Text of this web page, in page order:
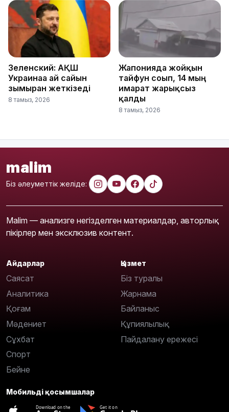
Зеленский: АҚШ
Украинаға ай сайын
зымыран жеткізеді
8 тамыз, 2026
Жапонияда жойқын
тайфун соғып, 14 мың
ғимарат жарықсыз
қалды
8 тамыз, 2026
malim
Біз әлеуметтік желіде:
Malim — анализге негізделген материалдар, авторлық
пікірлер мен эксклюзив контент.
Айдарлар
Саясат
Аналитика
Қоғам
Мәдениет
Сұхбат
Спорт
Бейне
Қызмет
Біз туралы
Жарнама
Байланыс
Құпиялылық
Пайдалану ережесі
Мобильді қосымшалар
Download on the Get it on